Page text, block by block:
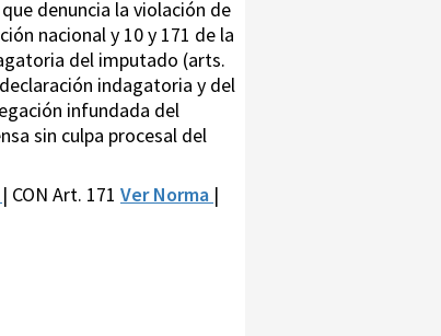
denuncia la violación de
nacional y 10 y 171 de la
del imputado (arts.
indagatoria y del
infundada del
sin culpa procesal del
| CON Art. 171 Ver Norma |